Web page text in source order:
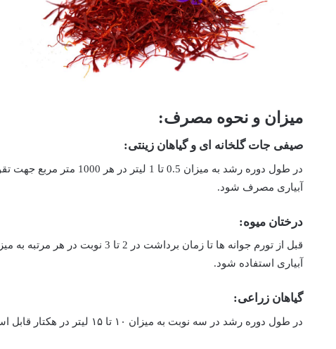
میزان و نحوه مصرف:
صیفی جات گلخانه ای و گیاهان زینتی:
در طول دوره رشد به میزان 0.5 تا
آبیاری مصرف شود.
درختان میوه:
آبیاری استفاده شود.
گیاهان زراعی:
در طول دوره رشد در سه نوبت به میزان ۱۰ تا ۱۵ لیتر در هکتار قابل استفاده است.